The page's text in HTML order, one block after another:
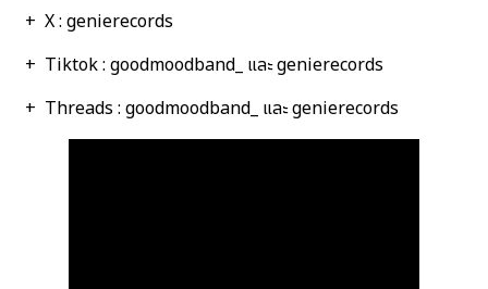
+ X : genierecords
+ Tiktok : goodmoodband_ และ genierecords
+ Threads : goodmoodband_ และ genierecords